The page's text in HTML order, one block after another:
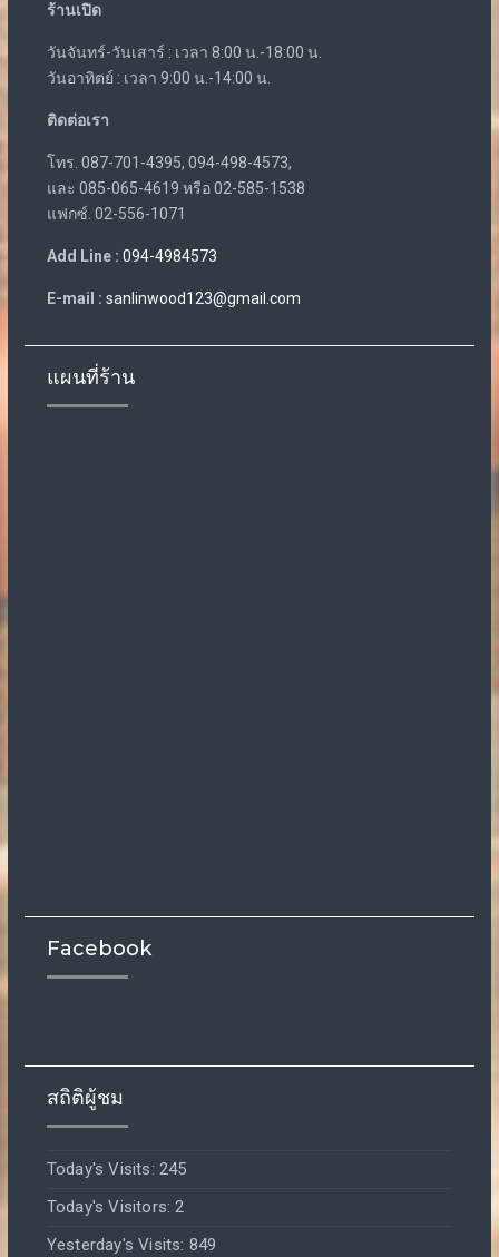
ร้านเปิด
วันจันทร์-วันเสาร์ : เวลา 8:00 น.-18:00 น.
วันอาทิตย์ : เวลา 9:00 น.-14:00 น.
ติดต่อเรา
โทร. 087-701-4395, 094-498-4573,
และ 085-065-4619 หรือ 02-585-1538
แฟกซ์. 02-556-1071
Add Line : 094-4984573
E-mail : sanlinwood123@gmail.com
แผนที่ร้าน
Facebook
สถิติผู้ชม
Today's Visits: 245
Today's Visitors:2
Yesterday's Visits: 849